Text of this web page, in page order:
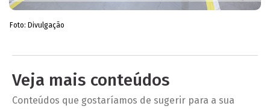
Foto: Divulgação
Veja mais conteúdos
Conteúdos que gostaríamos de sugerir para a sua